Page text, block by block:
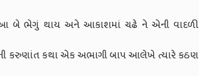
આ બે ભેગું થાય અને આકાશમાં ચઢે ને એની વાદળી
કરુણાંત કથા એક અભાગી બાપ આલેખે ત્યારે કઠણ